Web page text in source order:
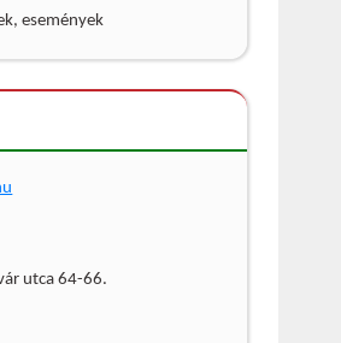
események
utca 64-66.